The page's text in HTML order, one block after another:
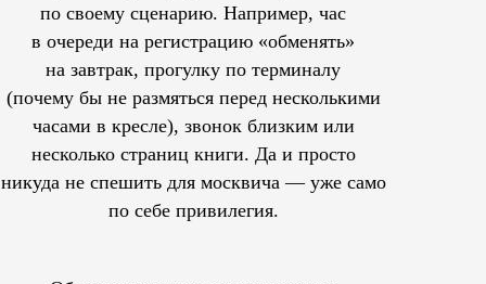
по своему сценарию. Например, час
в очереди на регистрацию «обменять»
на завтрак, прогулку по терминалу
(почему бы не размяться перед несколькими
часами в кресле), звонок близким или
несколько страниц книги. Да и просто
никуда не спешить для москвича — уже само
по себе привилегия.